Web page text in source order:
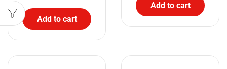
Add to cart
Add to cart